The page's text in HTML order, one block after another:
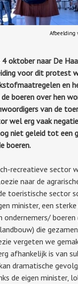
Afbeelding
oktober naar De
voor dit protest
en
boeren over hen
van de
wel erg vaak
niet geleid tot een
boeren.
recreatieve sector
naar de
toeristische sector
minister, een sterke
ondernemers/ boeren
die
vergeten we
afhankelijk is van
dramatische
de eigen minister,